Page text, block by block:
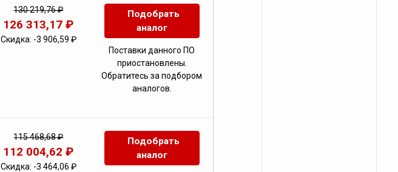
130 219,76 ₽
126 313,17 ₽
Скидка: -3 906,59 ₽
Подобрать
аналог
Поставки данного ПО
приостановлены.
Обратитесь за подбором
аналогов.
115 468,68 ₽
112 004,62 ₽
Скидка: -3 464,06 ₽
Подобрать
аналог